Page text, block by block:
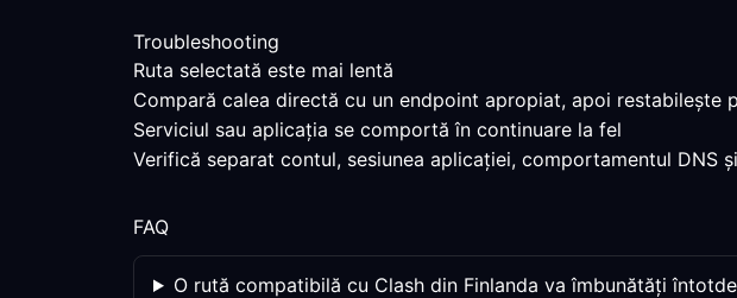
Troubleshooting
Ruta selectată este mai lentă
Compară calea directă cu un endpoint apropiat, apoi
Serviciul sau aplicația se comportă în continuare la fel
Verifică separat contul, sesiunea aplicației, comportamentul DNS
FAQ
O rută compatibilă cu Clash din Finlanda va îmbunătăți